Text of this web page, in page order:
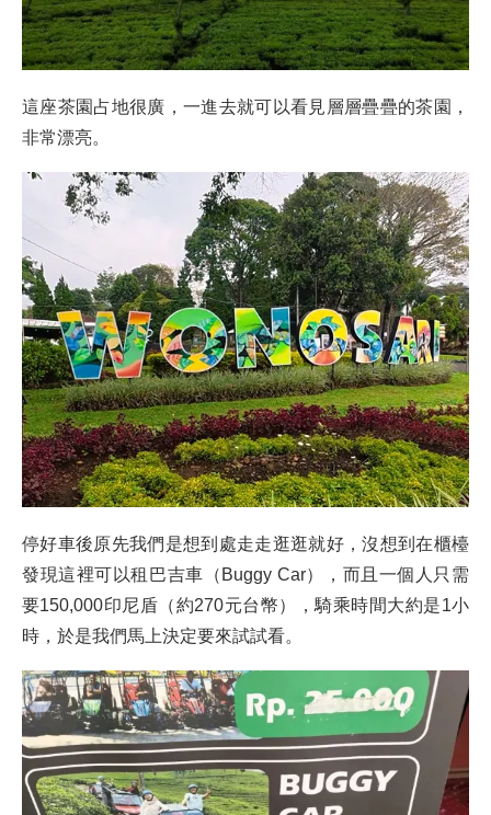
這座茶園占地很廣，一進去就可以看見層層疊疊的茶園，
非常漂亮。
停好車後原先我們是想到處走走逛逛就好，沒想到在櫃檯
發現這裡可以租巴吉車（Buggy Car），而且一個人只需
要150,000印尼盾（約270元台幣），騎乘時間大約是1小
時，於是我們馬上決定要來試試看。